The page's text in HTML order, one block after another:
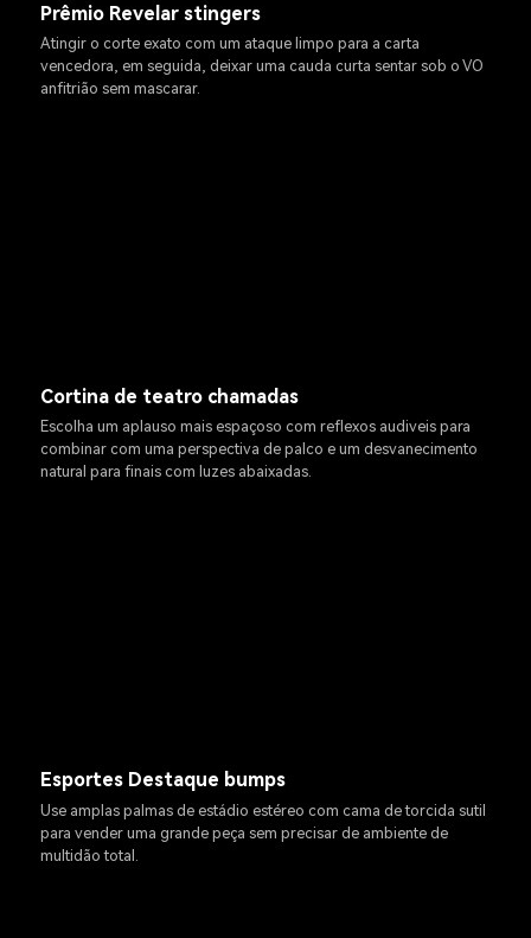
Prêmio Revelar stingers
Atingir o corte exato com um ataque limpo para a carta
vencedora, em seguida, deixar uma cauda curta sentar sob o VO
anfitrião sem mascarar.
Cortina de teatro chamadas
Escolha um aplauso mais espaçoso com reflexos audiveis para
combinar com uma perspectiva de palco e um desvanecimento
natural para finais com luzes abaixadas.
Esportes Destaque bumps
Use amplas palmas de estádio estéreo com cama de torcida sutil
para vender uma grande peça sem precisar de ambiente de
multidão total.